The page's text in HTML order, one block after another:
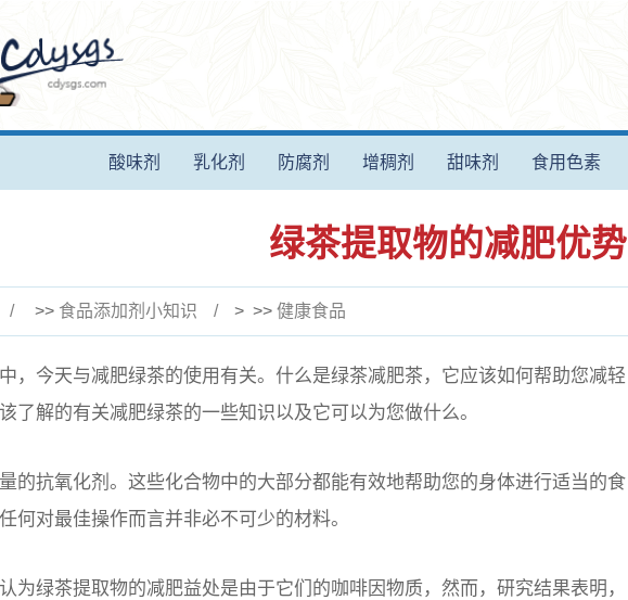
酸味剂 乳化剂 防腐剂 增稠剂 甜味剂 食用色素
绿茶提取物的减肥优势
>> 食品添加剂小知识 > >> 健康食品
，今天与减肥绿茶的使用有关。什么是绿茶减肥茶，它应该如何帮助您减轻
了解的有关减肥绿茶的一些知识以及它可以为您做什么。
的抗氧化剂。这些化合物中的大部分都能有效地帮助您的身体进行适当的食
何对最佳操作而言并非必不可少的材料。
为绿茶提取物的减肥益处是由于它们的咖啡因物质，然而，研究结果表明，